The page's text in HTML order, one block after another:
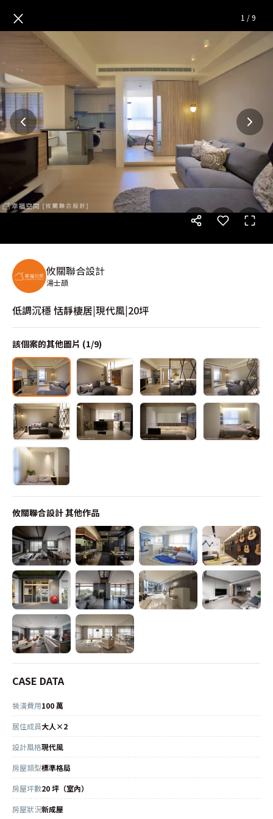
低調沉穩 恬靜棲居|現代風|20坪
× 1 /9
攸關聯合設計
湯士頡
低調沉穩 恬靜棲居|現代風|20坪
該個案的其他圖片 (1/9)
攸關聯合設計其他作品
CASE DATA
裝潢費用100 萬
居住成員大人×2
設計風格現代風
房屋類型標準格局
房屋坪數20 坪（室內）
房屋狀況新成屋